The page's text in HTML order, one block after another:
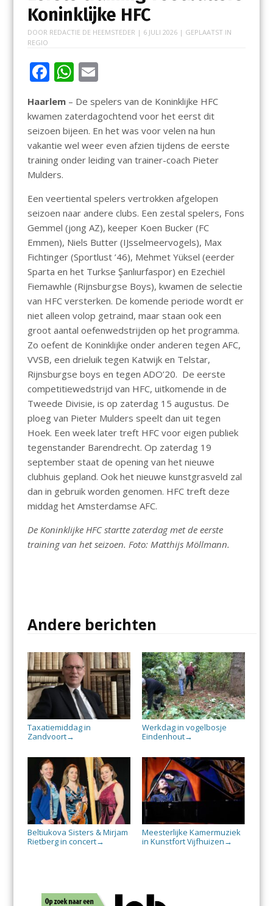
Koninklijke HFC
DOOR REDACTIE DE HEEMSTEDER | 6 JULI 2026| GEPLAATST IN
REGIO
F
ac
e
b
o
o
W
at
s
A
p
p
E
m
ai
l
Haarlem– De spelers van de Koninklijke HFC
kwamen zaterdagochtend voor het eerst dit
seizoen bijeen. En het was voor velen na hun
vakantie wel weer even afzien tijdens de eerste
training onder leiding van trainer-coach Pieter
Mulders.
Een veertiental spelers vertrokken afgelopen
seizoen naar andere clubs. Een zestal spelers, Fons
Gemmel (jong AZ), keeper Koen Bucker (FC
Emmen), Niels Butter (IJsselmeervogels), Max
Fichtinger (Sportlust ’46), Mehmet Yüksel (eerder
Sparta en het Turkse Şanlıurfaspor) en Ezechiël
Fiemawhle (Rijnsburgse Boys), kwamen de selectie
van HFC versterken. De komende periode wordt er
niet alleen volop getraind, maar staan ook een
groot aantal oefenwedstrijden op het programma.
Zo oefent de Koninklijke onder anderen tegen AFC,
VVSB, een drieluik tegen Katwijk en Telstar,
Rijnsburgse boys en tegen ADO’20. De eerste
competitiewedstrijd van HFC, uitkomende in de
Tweede Divisie, is op zaterdag 15 augustus. De
ploeg van Pieter Mulders speelt dan uit tegen
Hoek. Een week later treft HFC voor eigen publiek
tegenstander Barendrecht. Op zaterdag 19
september staat de opening van het nieuwe
clubhuis gepland. Ook het nieuwe kunstgrasveld zal
dan in gebruik worden genomen. HFC treft deze
middag het Amsterdamse AFC.
De Koninklijke HFC startte zaterdag met de eerste
training van het seizoen. Foto: Matthijs Möllmann.
Andere berichten
Taxatiemiddag in
Zandvoort→
Werkdag in vogelbosje
Eindenhout→
Beltiukova Sisters & Mirjam
Rietberg in concert→
Meesterlijke Kamermuziek
in Kunstfort Vijfhuizen →